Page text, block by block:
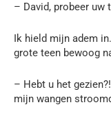
– David, probeer uw
Ik hield mijn adem
grote teen bewoog
– Hebt u het
mijn wangen